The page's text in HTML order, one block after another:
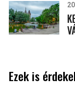
Ezek is